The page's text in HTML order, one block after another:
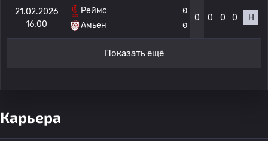
21.02.2026
16:00
Реймс
Амьен
0
0
0 0 0 0 Н
Показать ещё
Карьера